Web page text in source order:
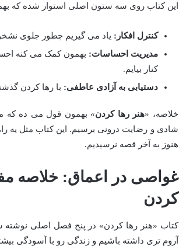
این کتاب روی سه ستون اصلی استوار شده که
کنترل افکار: یاد می گیریم چطور جلوی
مدیریت احساسات: بهمون کمک می کنه
کنار بیایم.
دستیابی به آزادی عاطفی: با رها کردن
خلاصه، «هنر رها کردن» بهمون قول می ده که
شادی و رضایت درونی برسیم. این کتاب مثل یه
هنوز به آخر قصه نرسیدیم.
غواصی در اعماق: خلاصه
کردن
کتاب «هنر رها کردن» در پنج فصل اصلی نوشته
آروم تری داشته باشیم و زندگی رو با آسودگی